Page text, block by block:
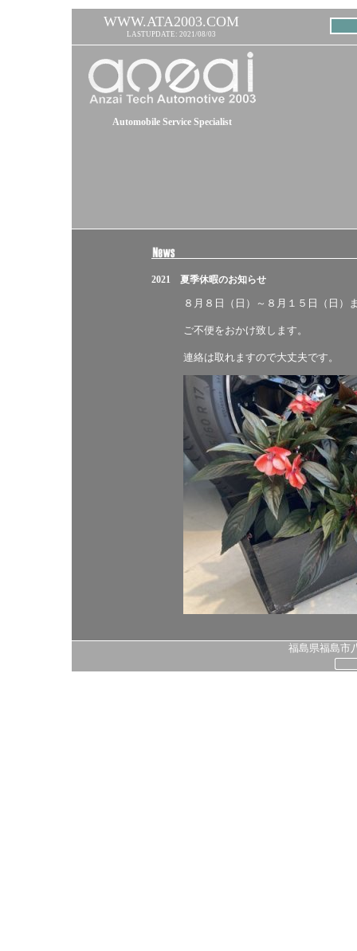
WWW.ATA2003.COM
LASTUPDATE: 2021/08/03
Automobile Service Specialist
2021 夏季休暇のお知らせ
８月８日（日）～８月１５日（日）
ご不便をおかけ致します。
連絡は取れますので大丈夫です。
福島県福島市